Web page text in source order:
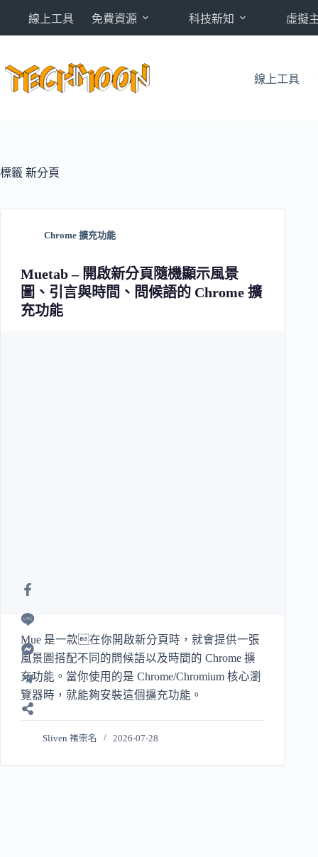
內
線上工具 免費資源 科技新知 虛擬
線上工具
標籤 新分頁
Chrome 擴充功能
Muetab – 開啟新分頁隨機顯示風景
圖、引言與時間、問候語的 Chrome 擴
充功能
Mue 是一款在你開啟新分頁時，就會提供一張
風景圖搭配不同的問候語以及時間的 Chrome 擴
充功能。當你使用的是 Chrome/Chromium 核心瀏
覽器時，就能夠安裝這個擴充功能。
Sliven 褚崇名 2026-07-28